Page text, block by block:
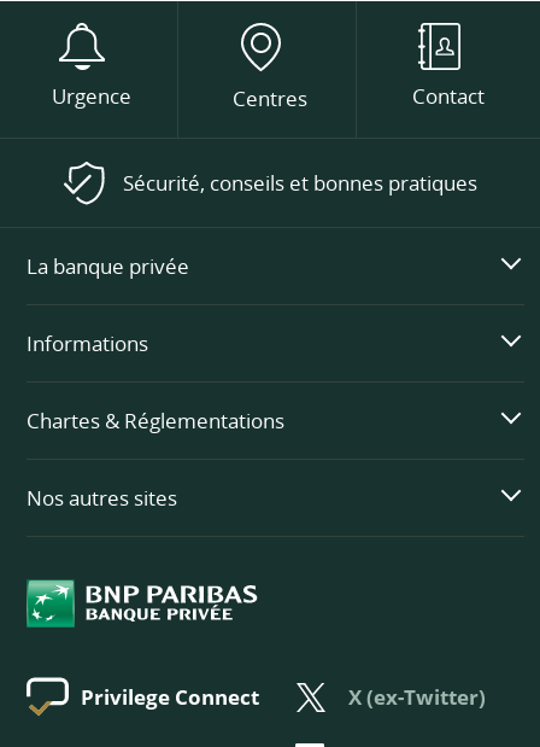
Urgence Centres Contact
Sécurité, conseils et bonnes pratiques
La banque privée
Informations
Chartes & Réglementations
Nos autres sites
Privilege Connect X (ex-Twitter)